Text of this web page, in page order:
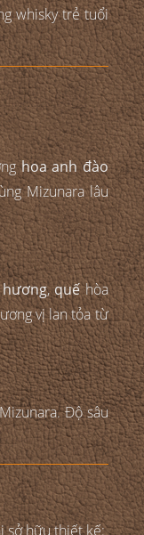
whisky trẻ tuổi
hoa anh đào
Mizunara lâu
,quếhòa
vị lan tỏa từ
Độ sâu
sở hữu thiết kế: